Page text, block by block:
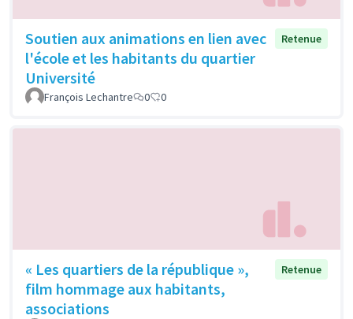
Soutien aux animations en lien avec
l'école et les habitants du quartier
Université
Retenue
François Lechantre 0 0
« Les quartiers de la république »,
film hommage aux habitants,
associations
Retenue